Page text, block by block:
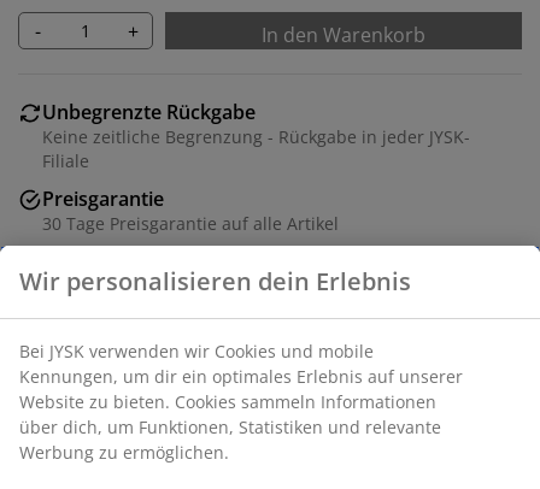
- + In den Warenkorb
Unbegrenzte Rückgabe
Keine zeitliche Begrenzung - Rückgabe in jeder JYSK-
Filiale
Preisgarantie
30 Tage Preisgarantie auf alle Artikel
Schnelle und einfache Lieferung nach deiner Wahl
Dekofurnier. 3-er Set. Ø45/55/70 x T3/3/3 cm
Artikelnummer: 3651003
Wir personalisieren dein Erlebnis
Bei JYSK verwenden wir Cookies und mobile
Kennungen, um dir ein optimales Erlebnis auf unserer
Website zu bieten. Cookies sammeln Informationen
über dich, um Funktionen, Statistiken und relevante
Werbung zu ermöglichen.